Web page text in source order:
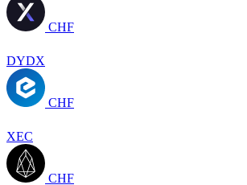
CHF
DYDX
CHF
XEC
CHF